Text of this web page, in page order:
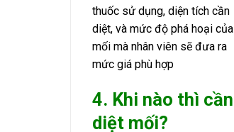
thuốc sử dụng, diện tích cần
diệt, và mức độ phá hoại của
mối mà nhân viên sẽ đưa ra
mức giá phù hợp
4. Khi nào thì cần
diệt mối?